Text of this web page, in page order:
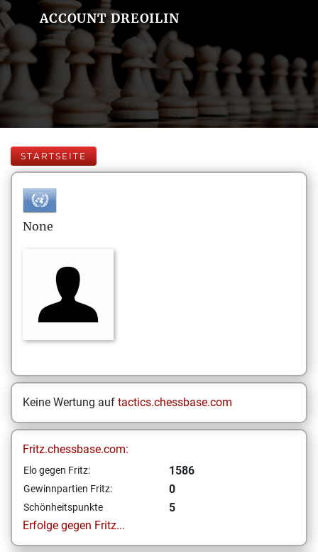
ACCOUNT DREOILIN
STARTSEITE
None
Keine Wertung auf tactics.chessbase.com
Fritz.chessbase.com:
Elo gegen Fritz: 1586
Gewinnpartien Fritz: 0
Schönheitspunkte
5
Erfolge gegen Fritz...